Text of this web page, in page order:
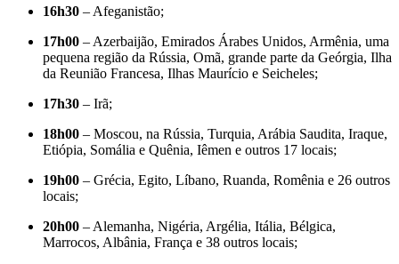
16h30 – Afeganistão;
17h00 – Azerbaijão, Emirados Árabes Unidos, Armênia, uma
pequena região da Rússia, Omã, grande parte da Geórgia, Ilha
da Reunião Francesa, Ilhas Maurício e Seicheles;
17h30 – Irã;
18h00 – Moscou, na Rússia, Turquia, Arábia Saudita, Iraque,
Etiópia, Somália e Quênia, Iêmen e outros 17 locais;
19h00 – Grécia, Egito, Líbano, Ruanda, Romênia e 26 outros
locais;
20h00 – Alemanha, Nigéria, Argélia, Itália, Bélgica,
Marrocos, Albânia, França e 38 outros locais;